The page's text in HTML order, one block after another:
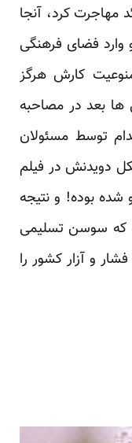
مهاجرت کرد، آنجا
وارد فضای فرهنگی
کارش هرگز
بعد در مصاحبه
توسط مسئولان
دویدنش در فیلم
شده بوده! و نتیجه
که سوسن تسلیمی
و آزار کشور را